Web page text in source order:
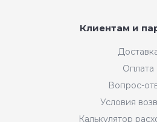
Клиентам и
Оплата
Вопрос-
Условия
Калькулятор